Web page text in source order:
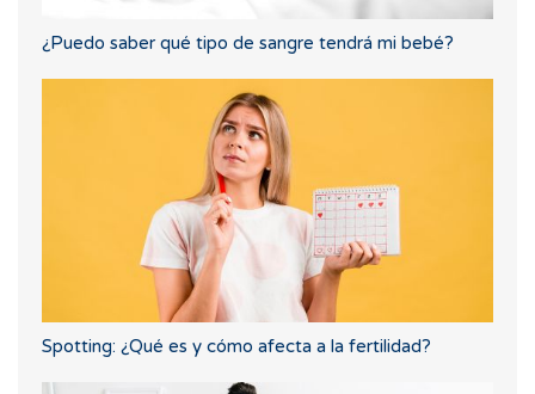
¿Puedo saber qué tipo de sangre tendrá mi bebé?
Spotting: ¿Qué es y cómo afecta a la fertilidad?